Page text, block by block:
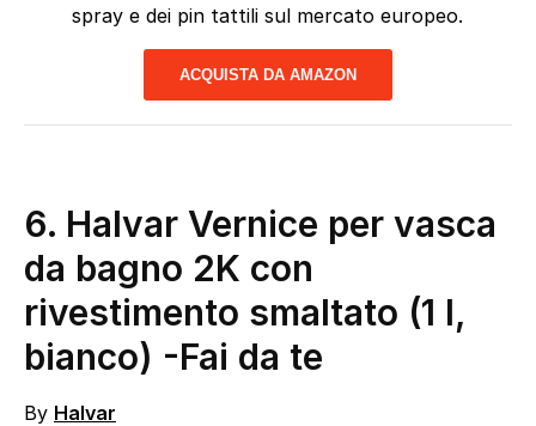
spray e dei pin tattili sul mercato europeo.
ACQUISTA DA AMAZON
6. Halvar Vernice per vasca
da bagno 2K con
rivestimento smaltato (1 l,
bianco) -Fai da te
By Halvar